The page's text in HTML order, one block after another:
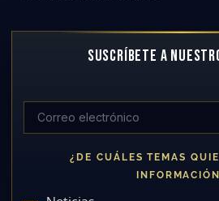
SUSCRÍBETE A
¿DE CUÁLES TEMAS